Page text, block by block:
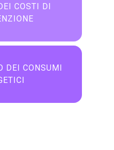
COSTI DI
DEI CONSUMI